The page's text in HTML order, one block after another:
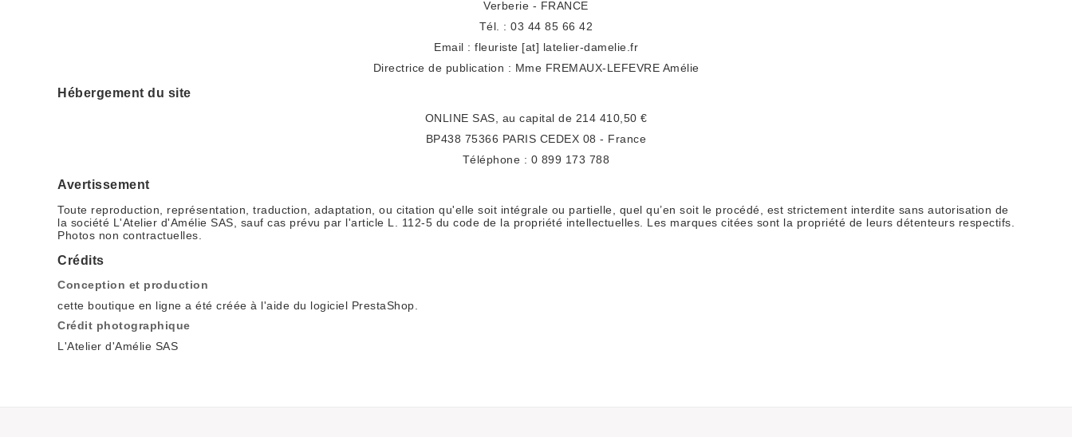
Verberie - FRANCE
Tél. : 03 44 85 66 42
Email : fleuriste [at] latelier-damelie.fr
Directrice de publication : Mme FREMAUX-LEFEVRE Amélie
Hébergement du site
ONLINE SAS, au capital de 214 410,50 €
BP438 75366 PARIS CEDEX 08 - France
Téléphone : 0 899 173 788
Avertissement
Toute reproduction, représentation, traduction, adaptation, ou citation qu'elle soit intégrale ou partielle, quel qu’en soit le procédé, est strictement interdite sans autorisation de
la société L'Atelier d'Amélie SAS, sauf cas prévu par l'article L. 112-5 du code de la propriété intellectuelles. Les marques citées sont la propriété de leurs détenteurs respectifs.
Photos non contractuelles.
Crédits
Conception et production
cette boutique en ligne a été créée à l'aide du logiciel PrestaShop.
Crédit photographique
L'Atelier d'Amélie SAS